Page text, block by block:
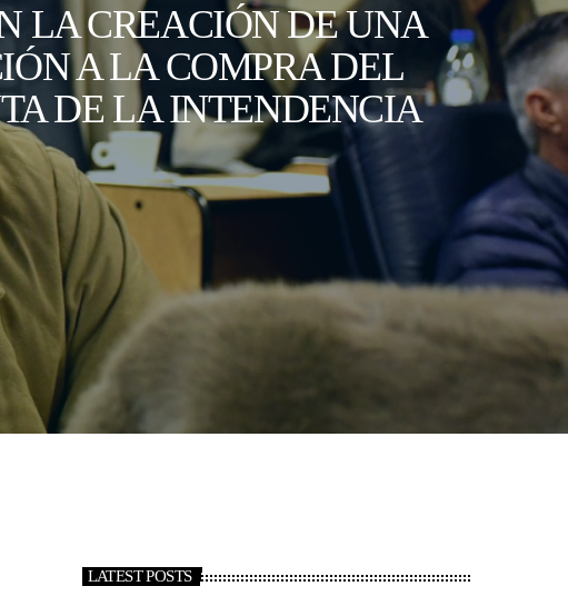
LA CREACIÓN DE UNA
A LA COMPRA DEL
DE LA INTENDENCIA
LATEST POSTS